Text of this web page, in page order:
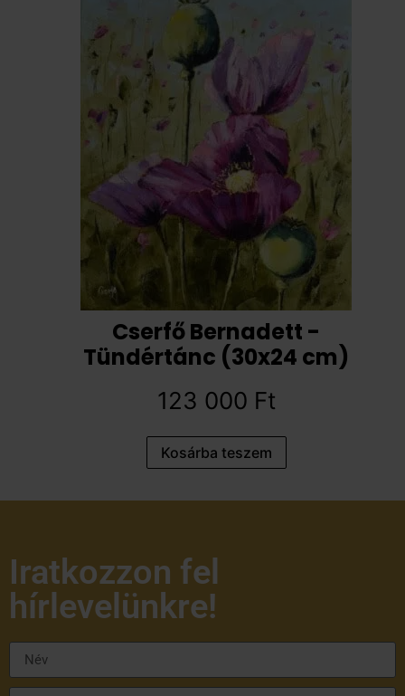
Cserfő Bernadett -
Tündértánc (30x24 cm)
123 000 Ft
Kosárba teszem
Iratkozzon fel
hírlevelünkre!